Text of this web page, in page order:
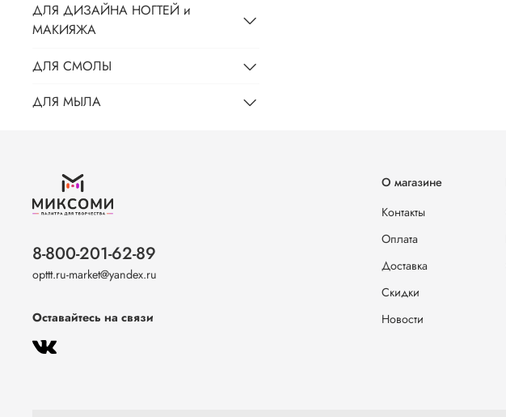
ДЛЯ ДИЗАЙНА НОГТЕЙ и
МАКИЯЖА
ДЛЯ СМОЛЫ
ДЛЯ МЫЛА
О магазине
Контакты
Оплата
Доставка
Скидки
Новости
8-800-201-62-89
opttt.ru-market@yandex.ru
Оставайтесь на связи